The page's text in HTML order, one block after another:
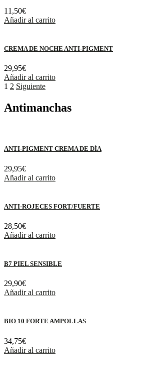
11,50€
Añadir al carrito
CREMA DE NOCHE ANTI-PIGMENT
29,95€
Añadir al carrito
1 2 Siguiente
Antimanchas
ANTI-PIGMENT CREMA DE DÍA
29,95€
Añadir al carrito
ANTI-ROJECES FORT/FUERTE
28,50€
Añadir al carrito
B7 PIEL SENSIBLE
29,90€
Añadir al carrito
BIO 10 FORTE AMPOLLAS
34,75€
Añadir al carrito